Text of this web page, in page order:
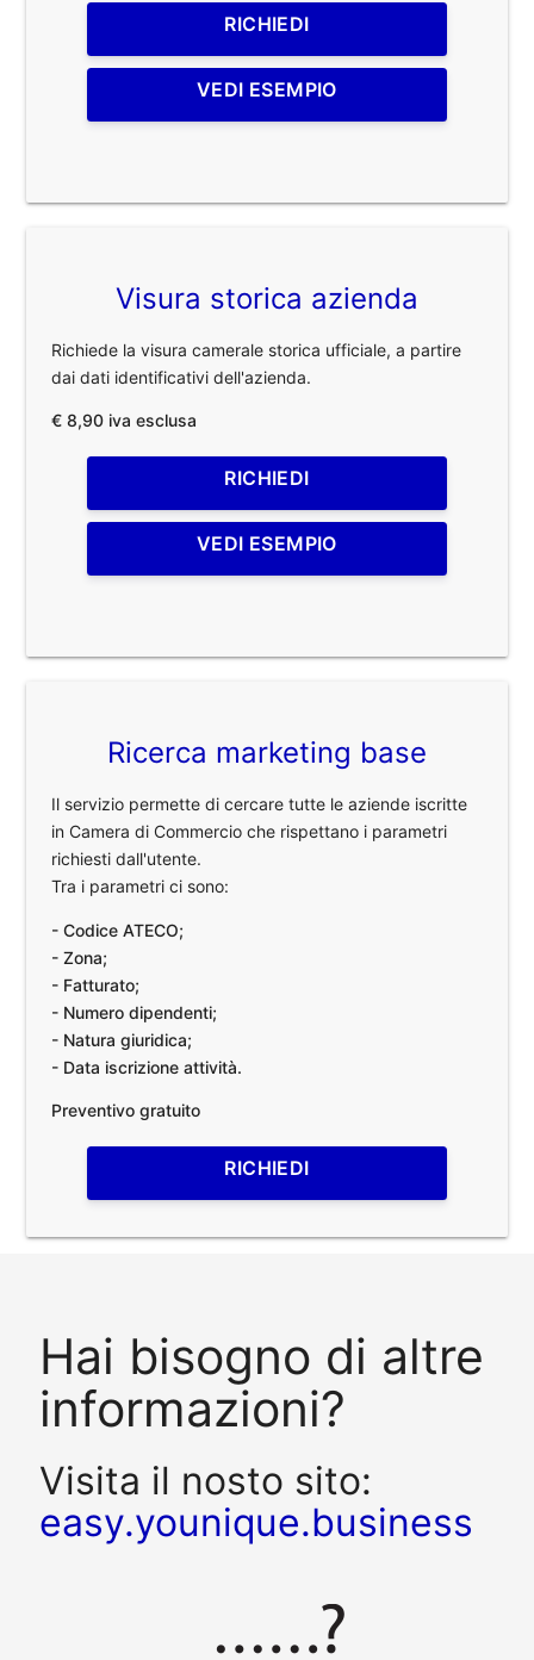
RICHIEDI
VEDI ESEMPIO
Visura storica azienda
Richiede la visura camerale storica ufficiale, a partire
dai dati identificativi dell'azienda.
€ 8,90 iva esclusa
RICHIEDI
VEDI ESEMPIO
Ricerca marketing base
Il servizio permette di cercare tutte le aziende iscritte
in Camera di Commercio che rispettano i parametri
richiesti dall'utente.
Tra i parametri ci sono:
- Codice ATECO;
- Zona;
- Fatturato;
- Numero dipendenti;
- Natura giuridica;
- Data iscrizione attività.
Preventivo gratuito
RICHIEDI
Hai bisogno di altre
informazioni?
Visita il nosto sito:
easy.younique.business